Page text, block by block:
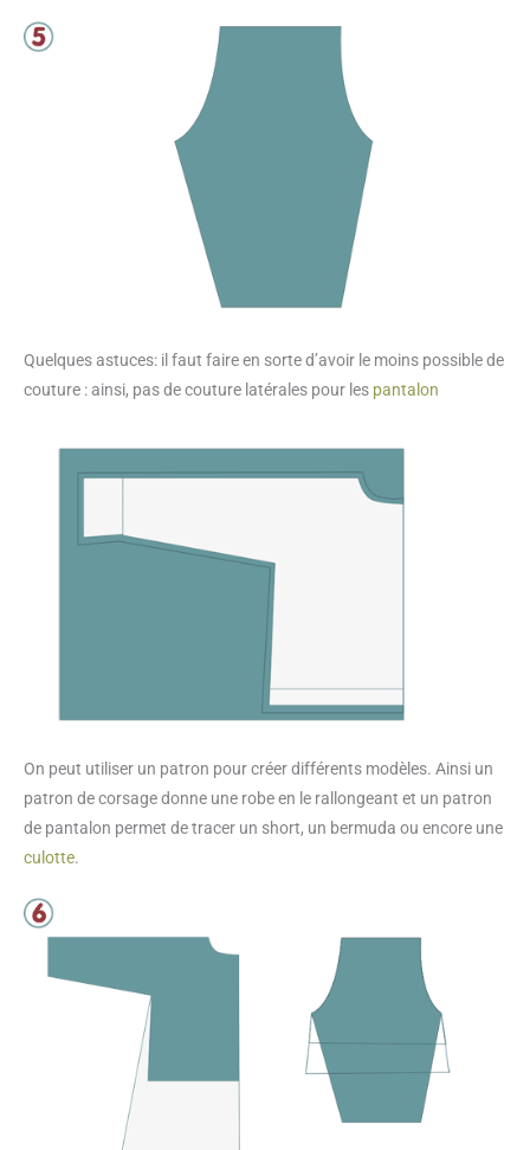
Quelques astuces: il faut faire en sorte d’avoir le moins possible de
couture : ainsi, pas de couture latérales pour les pantalon
On peut utiliser un patron pour créer différents modèles. Ainsi un
patron de corsage donne une robe en le rallongeant et un patron
de pantalon permet de tracer un short, un bermuda ou encore une
culotte.